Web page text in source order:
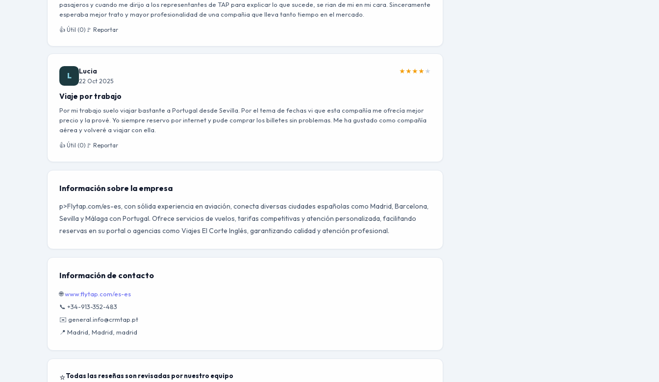
pasajeros y cuando me dirijo a los representantes de TAP para explicar lo que sucede, se rian de mi en mi cara. Sinceramente
esperaba mejor trato y mayor profesionalidad de una compañia que lleva tanto tiempo en el mercado.
👍 Útil (0) 🚩 Reportar
L Lucia
22 Oct 2025
★★★★★
Viaje por trabajo
Por mi trabajo suelo viajar bastante a Portugal desde Sevilla. Por el tema de fechas vi que esta compañía me ofrecía mejor
precio y la prové. Yo siempre reservo por internet y pude comprar los billetes sin problemas. Me ha gustado como compañía
aérea y volveré a viajar con ella.
👍 Útil (0) 🚩 Reportar
Información sobre la empresa
p>Flytap.com/es-es, con sólida experiencia en aviación, conecta diversas ciudades españolas como Madrid, Barcelona,
Sevilla y Málaga con Portugal. Ofrece servicios de vuelos, tarifas competitivas y atención personalizada, facilitando
reservas en su portal o agencias como Viajes El Corte Inglés, garantizando calidad y atención profesional.
Información de contacto
🌐www.flytap.com/es-es
📞 +34-913-352-483
✉️ general.info@crmtap.pt
📍 Madrid, Madrid, madrid
⭐Todas las reseñas son revisadas por nuestro equipo